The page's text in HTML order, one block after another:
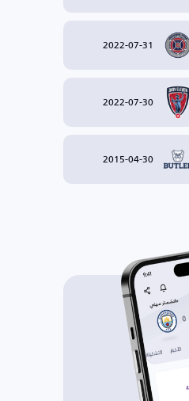
2022-07-31
2022-07-30
2015-04-30